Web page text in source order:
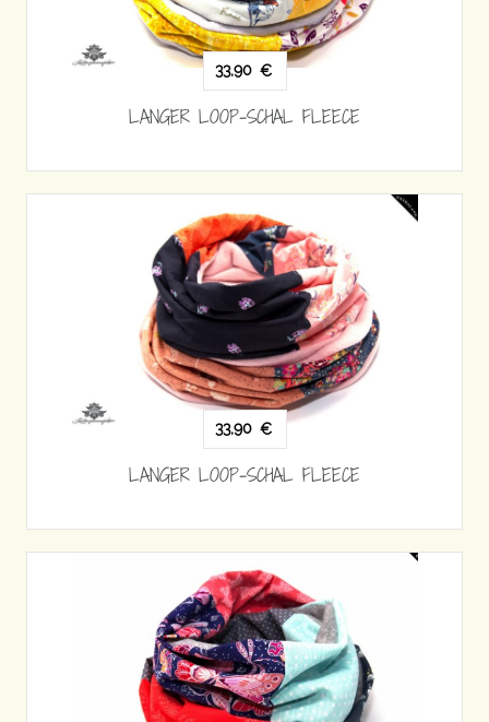
33,90 €
LANGER LOOP-SCHAL FLEECE
33,90 €
LANGER LOOP-SCHAL FLEECE